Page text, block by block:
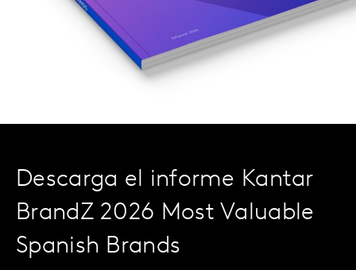
Descarga el informe Kantar
BrandZ 2026 Most Valuable
Spanish Brands